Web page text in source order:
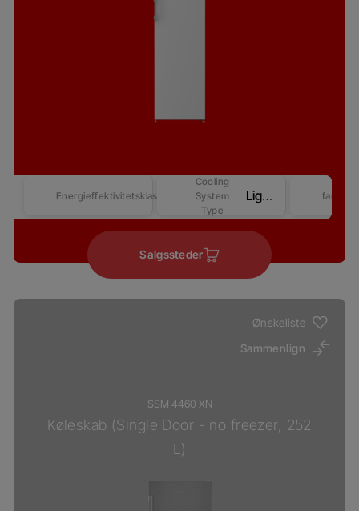
Energieffektivitetsklasse
Cooling
System
Type
LightFrost farver
Salgssteder
Ønskeliste
Sammenlign
SSM 4460 XN
Køleskab (Single Door - no freezer, 252
L)